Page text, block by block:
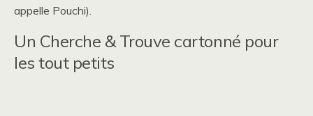
appelle Pouchi).
Un Cherche & Trouve cartonné pour
les tout petits